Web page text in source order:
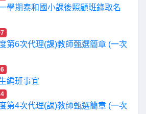
學期泰和國小課後照顧班錄取名
第6次代理(課)教師甄選簡章 (一次
編班事宜
第4次代理(課)教師甄選簡章 (一次